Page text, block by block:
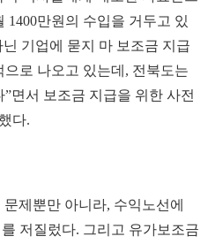
1400만원의 수입을 거두고 있
기업에 묻지 마 보조금 지급
로 나오고 있는데, 전북도는
면서 보조금 지급을 위한 사전
다.
제뿐만 아니라, 수익노선에
저질렀다. 그리고 유가보조금